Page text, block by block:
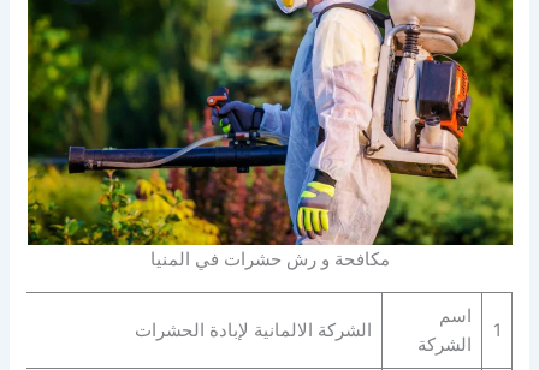
مكافحة و رش حشرات في المنيا
1
اسم
الشركة
الشركة الالمانية لإبادة الحشرات